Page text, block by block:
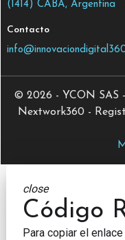
(1414) CABA, Argentina
Contacto
© 2026 - YCON SAS
Nextwork360 -
close
Código
Para copiar el